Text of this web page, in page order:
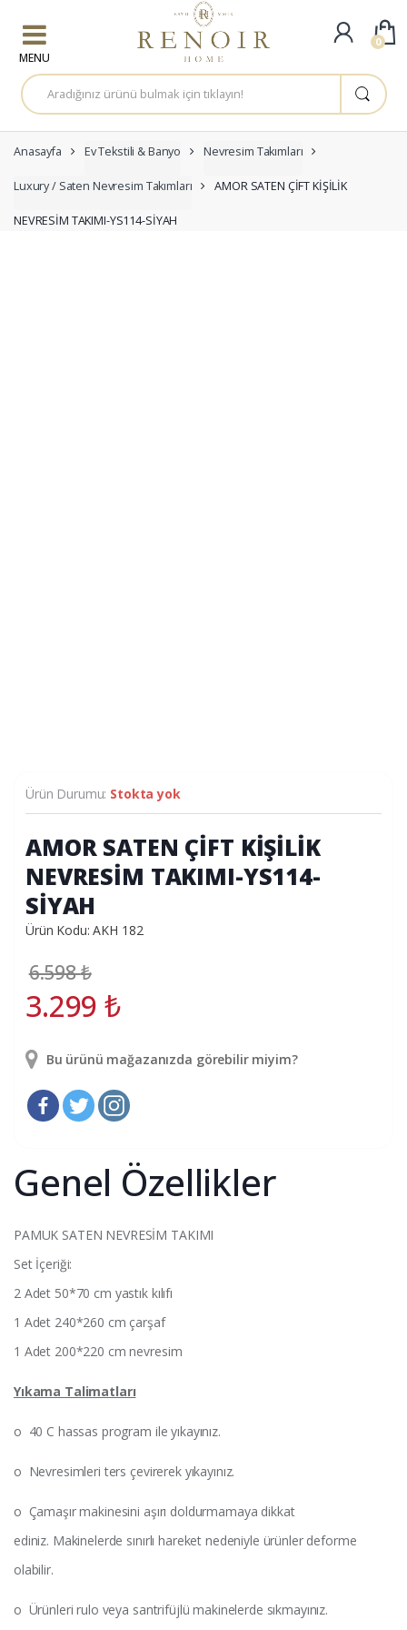
A
r
a
a
:
Anasayfa Ev Tekstili & Banyo Nevresim Takımları
Luxury / Saten Nevresim Takımları AMOR SATEN ÇİFT KİŞİLİK
NEVRESİM TAKIMI-YS114-SİYAH
Ürün Durumu: Stokta yok
AMOR SATEN ÇİFT KİŞİLİK
NEVRESİM TAKIMI-YS114-
SİYAH
Ürün Kodu: AKH 182
6.598₺
3.299₺
Bu ürünü mağazanızda görebilir miyim?
Genel Özellikler
PAMUK SATEN NEVRESİM TAKIMI
Set İçeriği:
2 Adet 50*70 cm yastık kılıfı
1 Adet 240*260 cm çarşaf
1 Adet 200*220 cm nevresim
Yıkama Talimatları
o 40 C hassas program ile yıkayınız.
o Nevresimleri ters çevirerek yıkayınız.
o Çamaşır makinesini aşırı doldurmamaya dikkat
ediniz. Makinelerde sınırlı hareket nedeniyle ürünler deforme
olabilir.
o Ürünleri rulo veya santrifüjlü makinelerde sıkmayınız.
0